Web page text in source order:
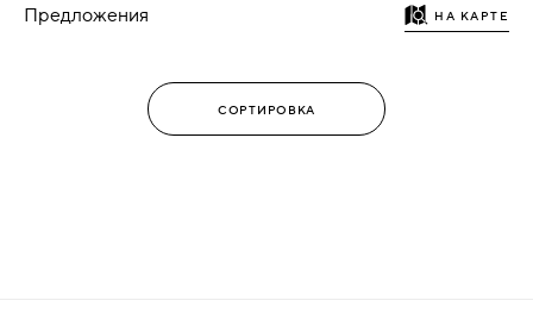
Предложения НА КАРТЕ